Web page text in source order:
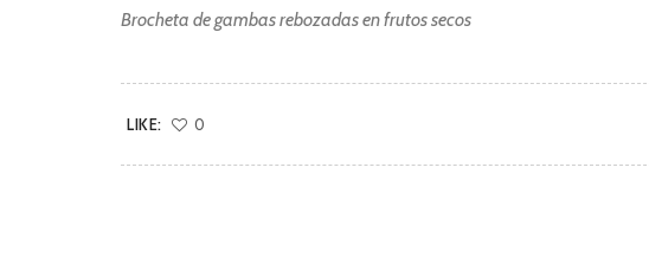
Brocheta de gambas rebozadas en frutos secos
LIKE: 0